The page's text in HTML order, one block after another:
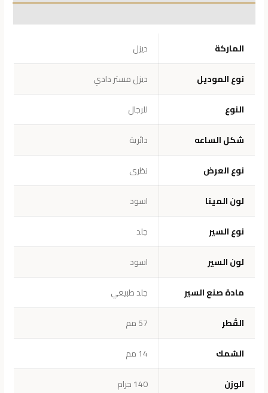
الماركة
ديزل
نوع الموديل
ديزل مستر دادي
النوع
للرجال
شكل الساعه
دائرية
نوع العرض
نظرى
لون المينا
اسود
نوع السير
جلد
لون السير
اسود
مادة صنع السير
جلد طبيعي
القُطر
57 مم
السُمك
14 مم
الوزن
140 جرام